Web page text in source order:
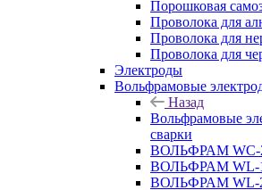
Порошковая
Проволока для
Проволока для
Проволока для
Электроды
Вольфрамовые
Назад
Вольфрамовые
сварки
ВОЛЬФРАМ WC-
ВОЛЬФРАМ WL-
ВОЛЬФРАМ WL-